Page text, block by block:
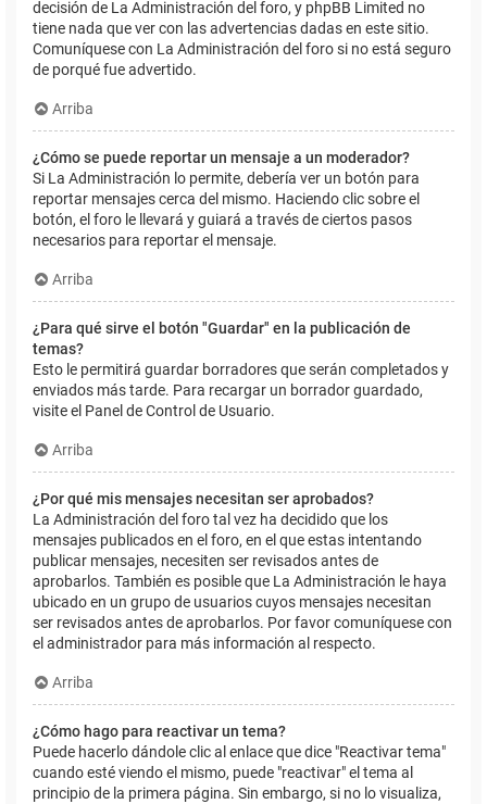
decisión de La Administración del foro, y phpBB Limited no
tiene nada que ver con las advertencias dadas en este sitio.
Comuníquese con La Administración del foro si no está seguro
de porqué fue advertido.
Arriba
¿Cómo se puede reportar un mensaje a un moderador?
Si La Administración lo permite, debería ver un botón para
reportar mensajes cerca del mismo. Haciendo clic sobre el
botón, el foro le llevará y guiará a través de ciertos pasos
necesarios para reportar el mensaje.
Arriba
¿Para qué sirve el botón "Guardar" en la publicación de
temas?
Esto le permitirá guardar borradores que serán completados y
enviados más tarde. Para recargar un borrador guardado,
visite el Panel de Control de Usuario.
Arriba
¿Por qué mis mensajes necesitan ser aprobados?
La Administración del foro tal vez ha decidido que los
mensajes publicados en el foro, en el que estas intentando
publicar mensajes, necesiten ser revisados antes de
aprobarlos. También es posible que La Administración le haya
ubicado en un grupo de usuarios cuyos mensajes necesitan
ser revisados antes de aprobarlos. Por favor comuníquese con
el administrador para más información al respecto.
Arriba
¿Cómo hago para reactivar un tema?
Puede hacerlo dándole clic al enlace que dice "Reactivar tema"
cuando esté viendo el mismo, puede "reactivar" el tema al
principio de la primera página. Sin embargo, si no lo visualiza,